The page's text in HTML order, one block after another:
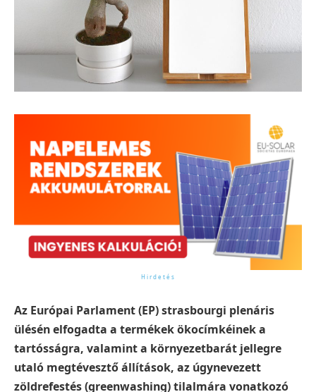
Az Európai Parlament (EP) strasbourgi plenáris
ülésén elfogadta a termékek ökocímkéinek a
tartósságra, valamint a környezetbarát jellegre
utaló megtévesztő állítások, az úgynevezett
zöldrefestés (greenwashing) tilalmára vonatkozó